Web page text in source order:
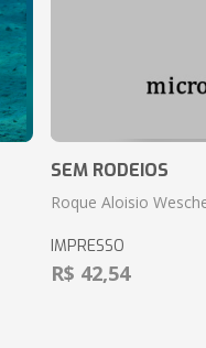
SEM RODEIOS
Roque Aloisio
IMPRESSO
R$ 42,54